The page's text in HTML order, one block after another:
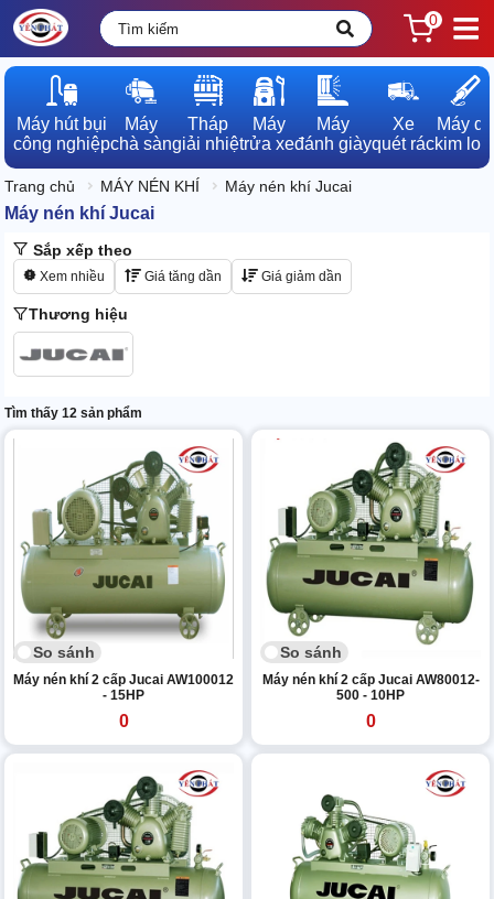
0
Máy hút bụi
công nghiệp
Máy
chà sàn
Tháp
giải nhiệt
Máy
rửa xe
Máy
đánh giày
Xe
quét rác
Máy dò
kim loại
Trang chủ MÁY NÉN KHÍ Máy nén khí Jucai
Máy nén khí Jucai
Sắp xếp theo
Xem nhiều Giá tăng dần Giá giảm dần
Thương hiệu
Tìm thấy 12 sản phẩm
So sánh
Máy nén khí 2 cấp Jucai AW100012
- 15HP
0
So sánh
Máy nén khí 2 cấp Jucai AW80012-
500 - 10HP
0